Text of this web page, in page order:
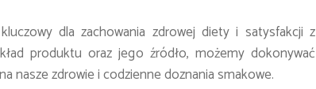
dla zachowania zdrowej diety i satysfakcji z
produktu oraz jego źródło, możemy dokonywać
nasze zdrowie i codzienne doznania smakowe.